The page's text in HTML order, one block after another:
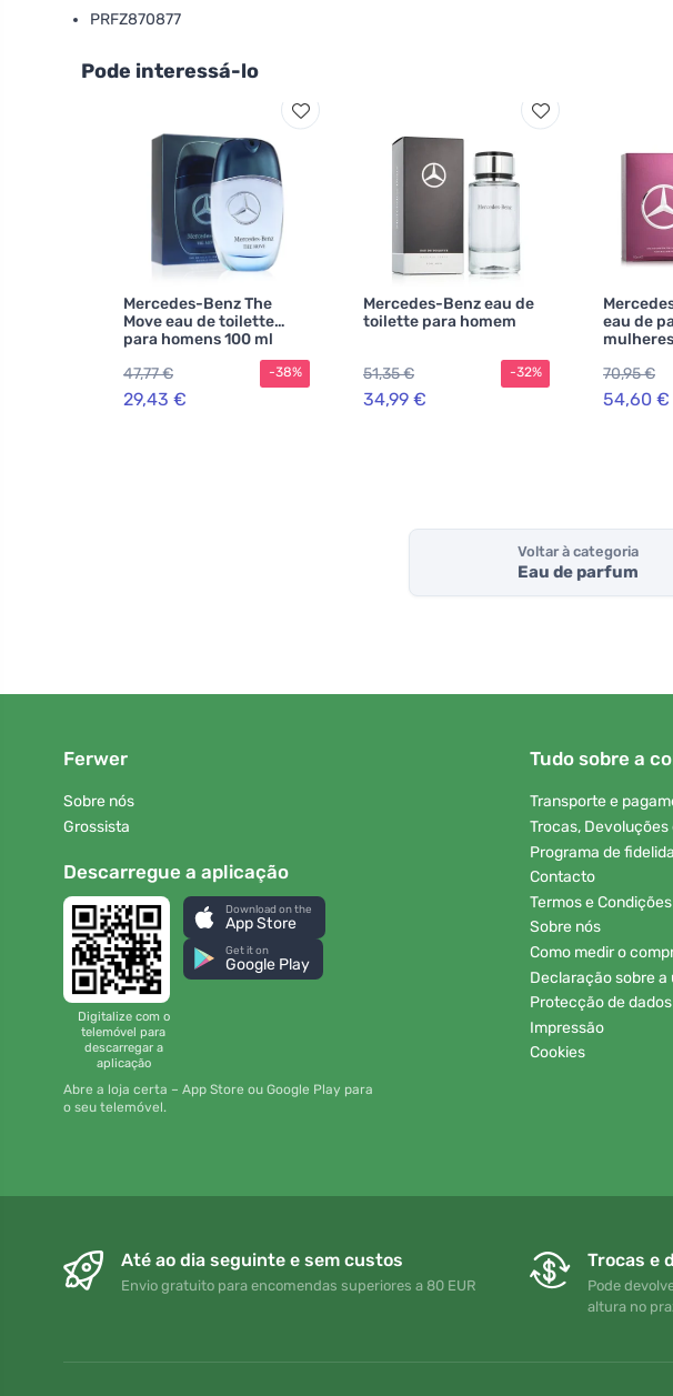
PRFZ870877
Pode interessá-lo
Mercedes-Benz The
Move eau de toilette
para homens 100 ml
47,77 €
29,43 €
-38%
Mercedes-Benz eau de
toilette para homem
51,35 €
34,99 €
-32%
eau de
mulheres
70,95 €
54,60 €
Voltar à categoria
Eau de parfum
Ferwer
Sobre nós
Grossista
Descarregue a aplicação
Digitalize com o
telemóvel para
descarregar a
aplicação
Download on the
App Store
Get it on
Google Play
Abre a loja certa – App Store ou Google Play para
o seu telemóvel.
Tudo sobre a
Transporte e
Trocas,
Programa de
Contacto
Termos e Condições
Sobre nós
Como medir o
Declaração sobre
Protecção de
Impressão
Cookies
Até ao dia seguinte e sem custos
Envio gratuito para encomendas superiores a 80 EUR
Trocas e
Pode
altura no